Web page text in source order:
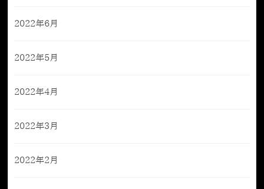
2022年6月
2022年5月
2022年4月
2022年3月
2022年2月